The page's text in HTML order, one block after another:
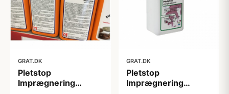
GRAT.DK
Pletstop
Imprægnering
GRAT.DK
Pletstop
Imprægnering